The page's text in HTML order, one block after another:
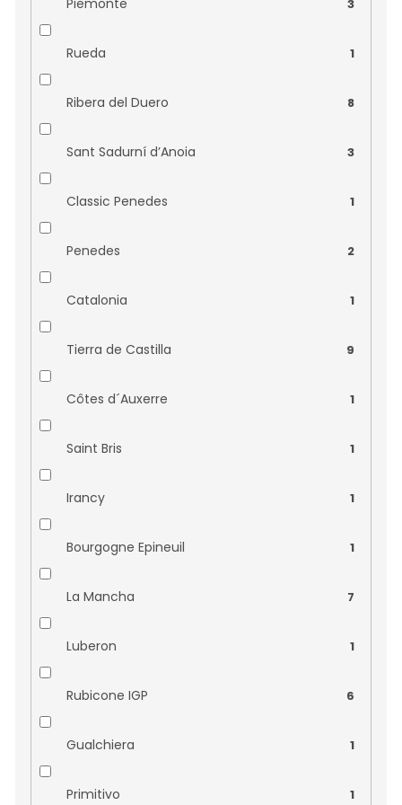
Vinařství Obelisk 0
Vinařství Šalša 0
Vinařství Špalek 0
Vinařství Štěpán Maňák 0
Vinařství Vilavin 0
3
Rueda 1
Ribera del Duero 8
Sant Sadurní d’Anoia 3
Classic Penedes 1
Penedes 2
Catalonia 1
Tierra de Castilla 9
Côtes d´Auxerre 1
Saint Bris 1
Irancy 1
Bourgogne Epineuil 1
La Mancha 7
Luberon 1
Rubicone IGP 6
Gualchiera 1
Primitivo 1